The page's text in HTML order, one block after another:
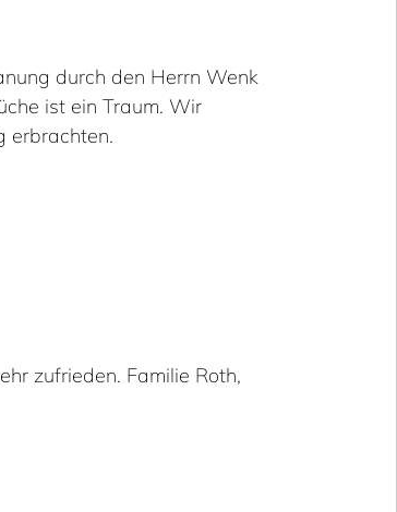
durch den Herrn Wenk
ist ein Traum. Wir
erbrachten.
zufrieden. Familie Roth,